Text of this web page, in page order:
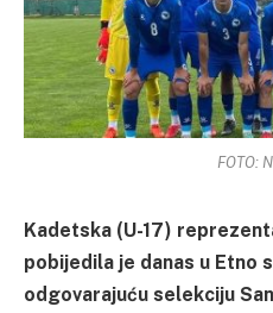
FOTO:
Kadetska (U-17)
pobijedila je danas u Etno
odgovarajuću selekciju